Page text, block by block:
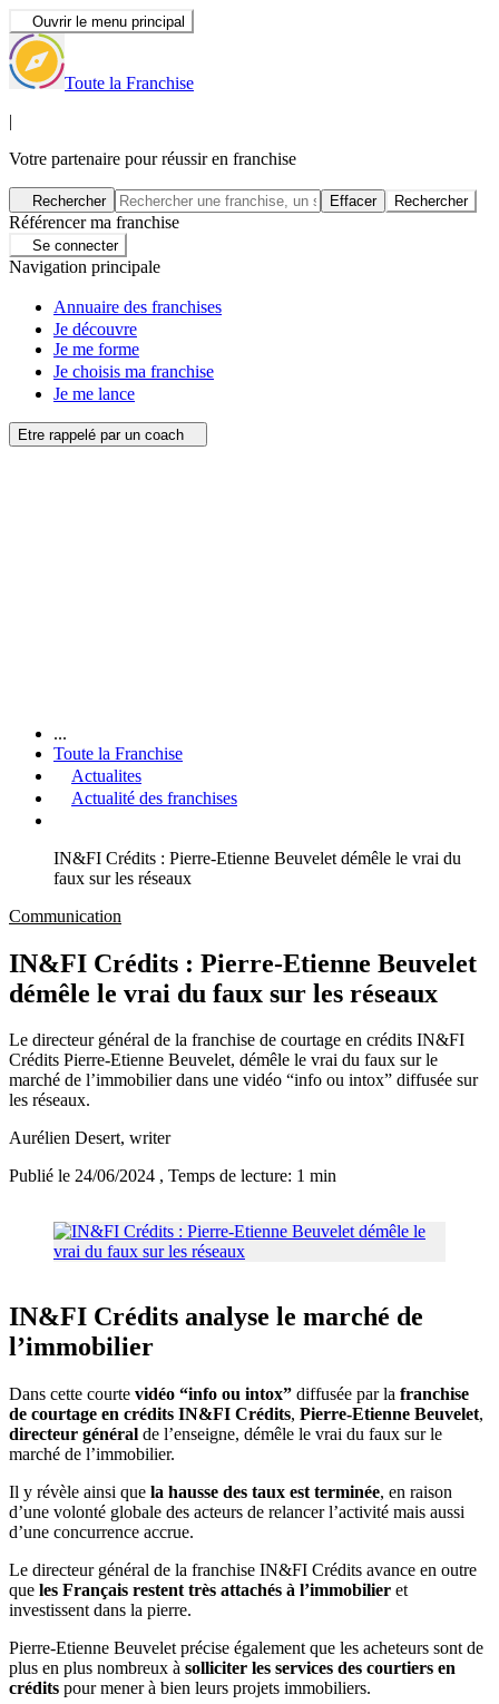
Ouvrir le menu principal
Toute la Franchise
|
Votre partenaire pour réussir en franchise
Rechercher Effacer Rechercher
Référencer ma franchise
Se connecter
Navigation principale
Annuaire des franchises
Je découvre
Je me forme
Je choisis ma franchise
Je me lance
Etre rappelé par un coach
...
Toute la Franchise
Actualites
Actualité des franchises
IN&FI Crédits : Pierre-Etienne Beuvelet démêle le vrai du
faux sur les réseaux
Communication
IN&FI Crédits : Pierre-Etienne Beuvelet
démêle le vrai du faux sur les réseaux
Le directeur général de la franchise de courtage en crédits IN&FI
Crédits Pierre-Etienne Beuvelet, démêle le vrai du faux sur le
marché de l’immobilier dans une vidéo “info ou intox” diffusée sur
les réseaux.
Aurélien Desert, writer
Publié le 24/06/2024 , Temps de lecture: 1 min
IN&FI Crédits analyse le marché de
l’immobilier
Dans cette courte vidéo “info ou intox” diffusée par la franchise
de courtage en crédits IN&FI Crédits, Pierre-Etienne Beuvelet,
directeur général de l’enseigne, démêle le vrai du faux sur le
marché de l’immobilier.
Il y révèle ainsi que la hausse des taux est terminée, en raison
d’une volonté globale des acteurs de relancer l’activité mais aussi
d’une concurrence accrue.
Le directeur général de la franchise IN&FI Crédits avance en outre
que les Français restent très attachés à l’immobilier et
investissent dans la pierre.
Pierre-Etienne Beuvelet précise également que les acheteurs sont de
plus en plus nombreux à solliciter les services des courtiers en
crédits pour mener à bien leurs projets immobiliers.